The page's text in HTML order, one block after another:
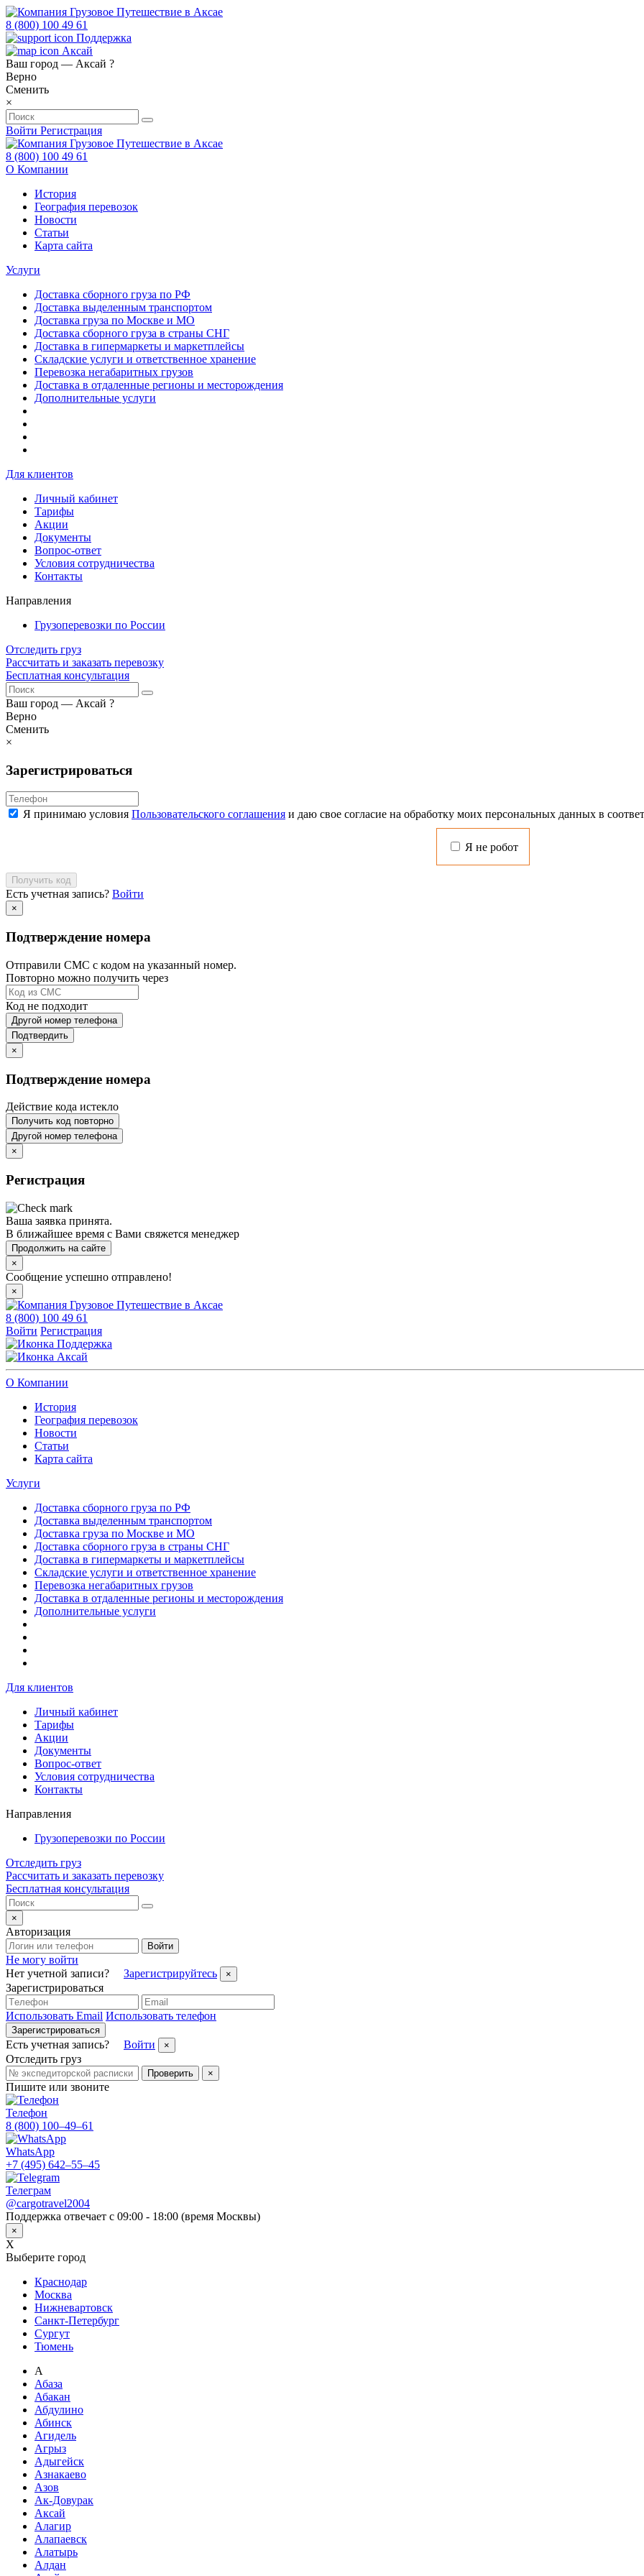
8 (800) 100 49 61
Поддержка
Аксай
Ваш город — Аксай ?
Верно
Сменить
×
Войти Регистрация
8 (800) 100 49 61
О Компании
История
География перевозок
Новости
Статьи
Карта сайта
Услуги
Доставка сборного груза по РФ
Доставка выделенным транспортом
Доставка груза по Москве и МО
Доставка сборного груза в страны СНГ
Доставка в гипермаркеты и маркетплейсы
Складские услуги и ответственное хранение
Перевозка негабаритных грузов
Доставка в отдаленные регионы и месторождения
Дополнительные услуги
Для клиентов
Личный кабинет
Тарифы
Акции
Документы
Вопрос-ответ
Условия сотрудничества
Контакты
Направления
Грузоперевозки по России
Отследить груз
Рассчитать и заказать перевозку
Бесплатная консультация
Ваш город — Аксай ?
Верно
Сменить
×
Зарегистрироваться
Я принимаю условия Пользовательского соглашения и даю свое согласие на обработку моих персональных данных в
Я не робот
Получить код
Есть учетная запись? Войти
×
Подтверждение номера
Отправили СМС с кодом на указанный номер.
Повторно можно получить через
Код не подходит
Другой номер телефона
Подтвердить
×
Подтверждение номера
Действие кода истекло
Получить код повторно
Другой номер телефона
×
Регистрация
Ваша заявка принята.
В ближайшее время с Вами свяжется менеджер
Продолжить на сайте
×
Сообщение успешно отправлено!
×
8 (800) 100 49 61
Войти Регистрация
Поддержка
Аксай
О Компании
История
География перевозок
Новости
Статьи
Карта сайта
Услуги
Доставка сборного груза по РФ
Доставка выделенным транспортом
Доставка груза по Москве и МО
Доставка сборного груза в страны СНГ
Доставка в гипермаркеты и маркетплейсы
Складские услуги и ответственное хранение
Перевозка негабаритных грузов
Доставка в отдаленные регионы и месторождения
Дополнительные услуги
Для клиентов
Личный кабинет
Тарифы
Акции
Документы
Вопрос-ответ
Условия сотрудничества
Контакты
Направления
Грузоперевозки по России
Отследить груз
Рассчитать и заказать перевозку
Бесплатная консультация
×
Авторизация
Войти
Не могу войти
Нет учетной записи?
Зарегистрируйтесь ×
Зарегистрироваться
Использовать Email Использовать телефон
Зарегистрироваться
Есть учетная запись? Войти ×
Отследить груз
Проверить ×
Пишите или звоните
Телефон
8 (800) 100–49–61
WhatsApp
+7 (495) 642–55–45
Телеграм
@cargotravel2004
Поддержка отвечает с 09:00 - 18:00 (время Москвы)
×
X
Выберите город
Краснодар
Москва
Нижневартовск
Санкт-Петербург
Сургут
Тюмень
А
Абаза
Абакан
Абдулино
Абинск
Агидель
Агрыз
Адыгейск
Азнакаево
Азов
Ак-Довурак
Аксай
Алагир
Алапаевск
Алатырь
Алдан